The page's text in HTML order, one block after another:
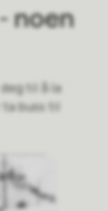
noen
til å la
buss til